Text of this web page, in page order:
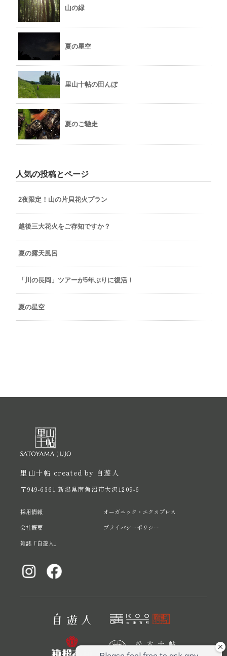
山の緑
夏の星空
里山十帖の田んぼ
夏のご馳走
人気の投稿とページ
2夜限定！山の片貝花火プラン
越後三大花火をご存知ですか？
夏の露天風呂
「川の長岡」ツアーが5年ぶりに復活！
夏の星空
里山十帖 created by 自遊人
〒949-6361 新潟県南魚沼市大沢1209-6
採用情報
会社概要
雑誌「自遊人」
オーガニック・エクスプレス
プライバシーポリシー